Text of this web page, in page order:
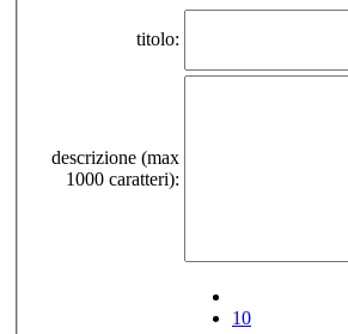
titolo:
descrizione (max
1000 caratteri):
10